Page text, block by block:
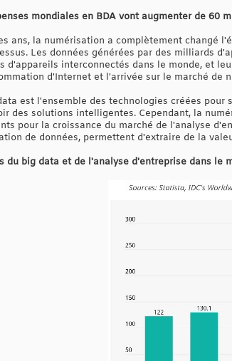
mondiales en BDA vont augmenter de 60
ans, la numérisation a complètement changé
Les données générées par des milliards
d'appareils interconnectés dans le monde, et
d'Internet et l'arrivée sur le marché de
est l'ensemble des technologies créées
des solutions intelligentes. Cependant, la
pour la croissance du marché de l'analyse
de données, permettent d'extraire de la
du big data et de l'analyse d'entreprise dans le